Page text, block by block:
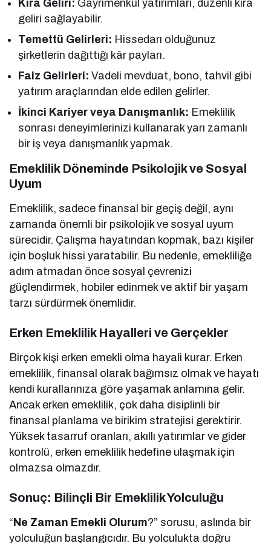
Kira Geliri: Gayrimenkul yatırımları, düzenli kira
geliri sağlayabilir.
Temettü Gelirleri: Hissedarı olduğunuz
şirketlerin dağıttığı kâr payları.
Faiz Gelirleri: Vadeli mevduat, bono, tahvil gibi
yatırım araçlarından elde edilen gelirler.
İkinci Kariyer veya Danışmanlık: Emeklilik
sonrası deneyimlerinizi kullanarak yarı zamanlı
bir iş veya danışmanlık yapmak.
Emeklilik Döneminde Psikolojik ve Sosyal
Uyum
Emeklilik, sadece finansal bir geçiş değil, aynı
zamanda önemli bir psikolojik ve sosyal uyum
sürecidir. Çalışma hayatından kopmak, bazı kişiler
için boşluk hissi yaratabilir. Bu nedenle, emekliliğe
adım atmadan önce sosyal çevrenizi
güçlendirmek, hobiler edinmek ve aktif bir yaşam
tarzı sürdürmek önemlidir.
Erken Emeklilik Hayalleri ve Gerçekler
Birçok kişi erken emekli olma hayali kurar. Erken
emeklilik, finansal olarak bağımsız olmak ve hayatı
kendi kurallarınıza göre yaşamak anlamına gelir.
Ancak erken emeklilik, çok daha disiplinli bir
finansal planlama ve birikim stratejisi gerektirir.
Yüksek tasarruf oranları, akıllı yatırımlar ve gider
kontrolü, erken emeklilik hedefine ulaşmak için
olmazsa olmazdır.
Sonuç: Bilinçli Bir Emeklilik Yolculuğu
“Ne Zaman Emekli Olurum?” sorusu, aslında bir
yolculuğun başlangıcıdır. Bu yolculukta doğru